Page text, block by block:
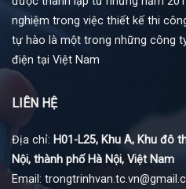
nghiệm trong việc thiết kế thi
tự hào là một trong những công
điện tại Việt Nam
LIÊN HỆ
Địa chỉ: H01-L25, Khu A, Khu đô
Nội, thành phố Hà Nội, Việt Nam
Email: